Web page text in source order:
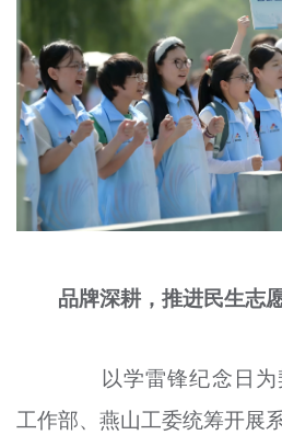
品牌深耕，推进民生志
以学雷锋纪念日为
工作部、燕山工委统筹开展